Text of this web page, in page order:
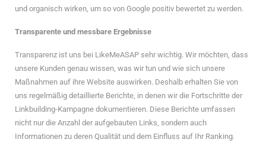
und organisch wirken, um so von Google positiv bewertet zu werden.
Transparente und messbare Ergebnisse
Transparenz ist uns bei LikeMeASAP sehr wichtig. Wir möchten, dass
unsere Kunden genau wissen, was wir tun und wie sich unsere
Maßnahmen auf ihre Website auswirken. Deshalb erhalten Sie von
uns regelmäßig detaillierte Berichte, in denen wir die Fortschritte der
Linkbuilding-Kampagne dokumentieren. Diese Berichte umfassen
nicht nur die Anzahl der aufgebauten Links, sondern auch
Informationen zu deren Qualität und dem Einfluss auf Ihr Ranking.